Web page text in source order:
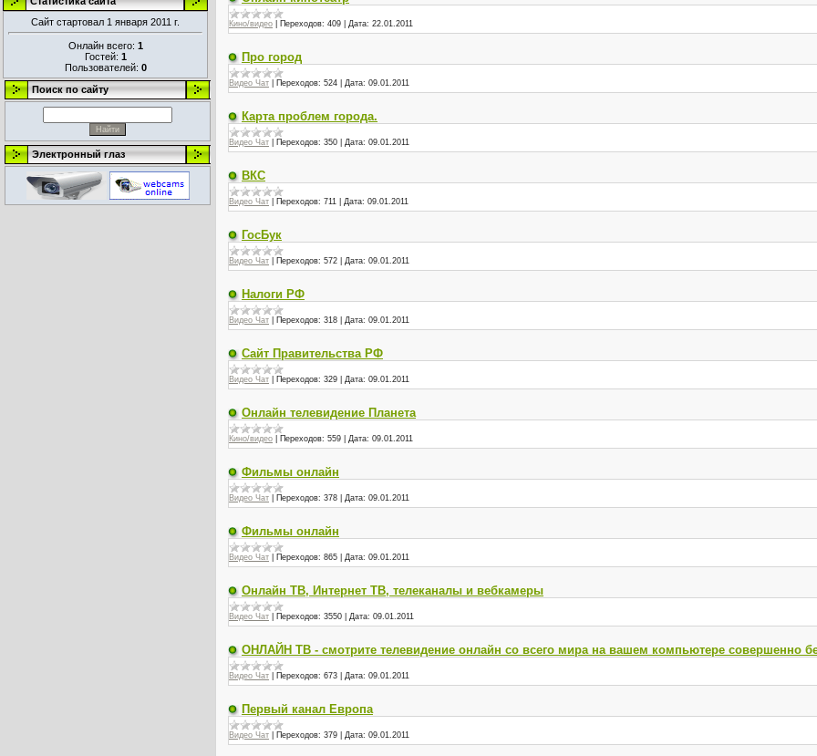
Сайт стартовал 1 января 2011 г.
Онлайн всего: 1
Гостей: 1
Пользователей: 0
Поиск по сайту
Электронный глаз
Кино/видео Переходов: 409 Дата: 22.01.2011
Про город
Видео Чат Переходов: 524 Дата: 09.01.2011
Карта проблем города.
Видео Чат Переходов: 350 Дата: 09.01.2011
ВКС
Видео Чат Переходов: 711 Дата: 09.01.2011
ГосБук
Видео Чат Переходов: 572 Дата: 09.01.2011
Налоги РФ
Видео Чат Переходов: 318 Дата: 09.01.2011
Сайт Правительства РФ
Видео Чат Переходов: 329 Дата: 09.01.2011
Онлайн телевидение Планета
Кино/видео Переходов: 559 Дата: 09.01.2011
Фильмы онлайн
Видео Чат Переходов: 378 Дата: 09.01.2011
Фильмы онлайн
Видео Чат Переходов: 865 Дата: 09.01.2011
Онлайн ТВ, Интернет ТВ, телеканалы и вебкамеры
Видео Чат Переходов: 3550 Дата: 09.01.2011
ОНЛАЙН ТВ - смотрите телевидение онлайн со всего мира на вашем компьютере совершенно
Видео Чат Переходов: 673 Дата: 09.01.2011
Первый канал Европа
Видео Чат Переходов: 379 Дата: 09.01.2011